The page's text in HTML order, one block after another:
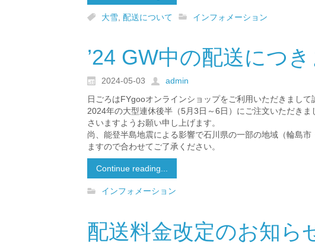
大雪, 配送について インフォメーション
’24 GW中の配送につ
2024-05-03
admin
日ごろはFYgooオンラインショップをご利用いただきまして
2024年の大型連休後半（5月3日～6日）にご注文いただき
さいますようお願い申し上げます。
尚、能登半島地震による影響で石川県の一部の地域（輪島
ますので合わせてご了承ください。
Continue reading...
インフォメーション
配送料金改定のお知ら